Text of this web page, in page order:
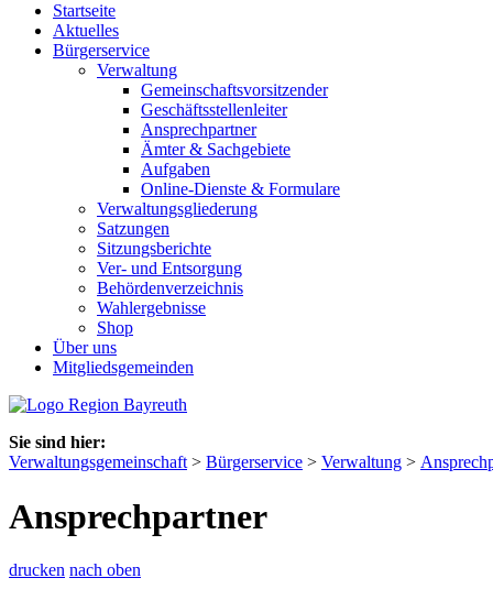
Startseite
Aktuelles
Bürgerservice
Verwaltung
Gemeinschaftsvorsitzender
Geschäftsstellenleiter
Ansprechpartner
Ämter & Sachgebiete
Aufgaben
Online-Dienste & Formulare
Verwaltungsgliederung
Satzungen
Sitzungsberichte
Ver- und Entsorgung
Behördenverzeichnis
Wahlergebnisse
Shop
Über uns
Mitgliedsgemeinden
Sie sind hier:
Verwaltungsgemeinschaft > Bürgerservice > Verwaltung >
Ansprechpartner
drucken nach oben